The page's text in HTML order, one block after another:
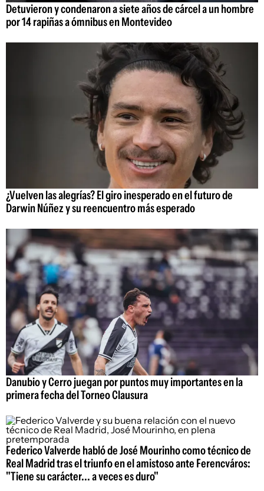
Detuvieron y condenaron a siete años de cárcel a un hombre
por 14 rapiñas a ómnibus en Montevideo
¿Vuelven las alegrías? El giro inesperado en el futuro de
Darwin Núñez y su reencuentro más esperado
Danubio y Cerro juegan por puntos muy importantes en la
primera fecha del Torneo Clausura
Federico Valverde habló de José Mourinho como técnico de
Real Madrid tras el triunfo en el amistoso ante Ferencváros:
"Tiene su carácter... a veces es duro"